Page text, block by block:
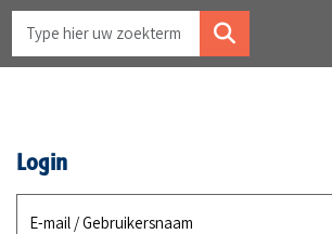
Login
E-mail / Gebruikersnaam